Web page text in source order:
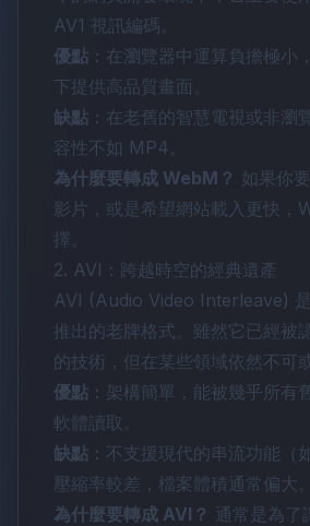
AV1 視訊編碼。
優點 ：在瀏覽器中運算負擔極小
下提供高品質畫面。
缺點 ：在老舊的智慧電視或非瀏
容性不如 MP4。
為什麼要轉成 WebM？ 如果你
影片，或是希望網站載入更快，
擇。
2. AVI：跨越時空的經典遺產
AVI (Audio Video Interleave)
推出的老牌格式。雖然它已經被
的技術，但在某些領域依然不可
優點 ：架構簡單，能被幾乎所有
軟體讀取。
缺點 ：不支援現代的串流功能（
壓縮率較差，檔案體積通常偏大。
為什麼要轉成 AVI？ 通常是為了